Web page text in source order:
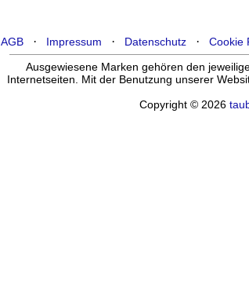
AGB· Impressum · Datenschutz· Cookie
Ausgewiesene Marken gehören den
Internetseiten. Mit der Benutzung unserer
Copyright © 2026